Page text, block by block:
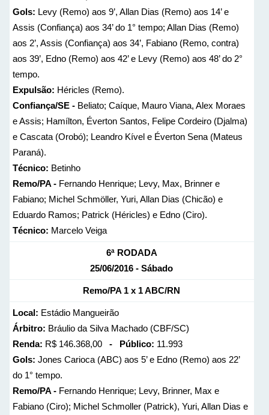
Gols: Levy (Remo) aos 9’, Allan Dias (Remo) aos 14’ e
Assis (Confiança) aos 34’ do 1° tempo; Allan Dias (Remo)
aos 2’, Assis (Confiança) aos 34’, Fabiano (Remo, contra)
aos 39’, Edno (Remo) aos 42’ e Levy (Remo) aos 48’ do 2°
tempo.
Expulsão: Héricles (Remo).
Confiança/SE - Beliato; Caíque, Mauro Viana, Alex Moraes
e Assis; Hamílton, Éverton Santos, Felipe Cordeiro (Djalma)
e Cascata (Orobó); Leandro Kível e Éverton Sena (Mateus
Paraná).
Técnico: Betinho
Remo/PA -Fernando Henrique; Levy, Max, Brinner e
Fabiano; Michel Schmöller, Yuri, Allan Dias (Chicão) e
Eduardo Ramos; Patrick (Héricles) e Edno (Ciro).
Técnico: Marcelo Veiga
6ª RODADA
25/06/2016 - Sábado
Remo/PA 1 x 1 ABC/RN
Local: Estádio Mangueirão
Árbitro: Bráulio da Silva Machado (CBF/SC)
Renda: R$ 146.368,00 - Público: 11.993
Gols: Jones Carioca (ABC) aos 5’ e Edno (Remo) aos 22’
do 1° tempo.
Remo/PA - Fernando Henrique; Levy, Brinner, Max e
Fabiano (Ciro); Michel Schmoller (Patrick), Yuri, Allan Dias e